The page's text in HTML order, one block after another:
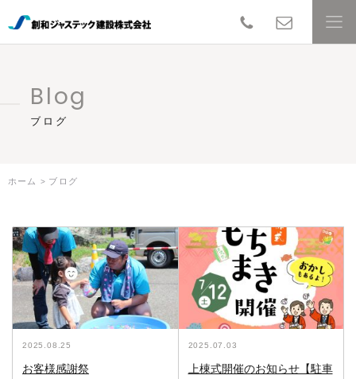
創和ジャス
Blog
ブログ
ホーム ブログ
2025.08.25
お客様感謝祭
2025.07.03
上棟式開催のお知らせ【駐車